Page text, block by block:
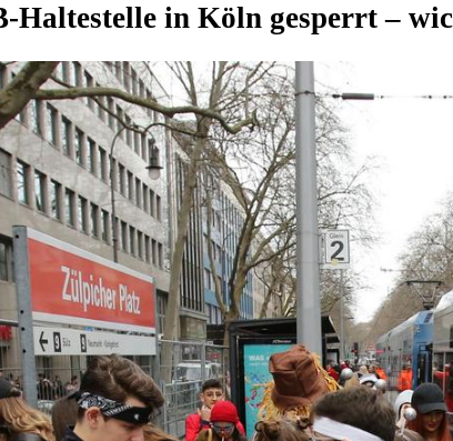
Haltestelle in Köln gesperrt –